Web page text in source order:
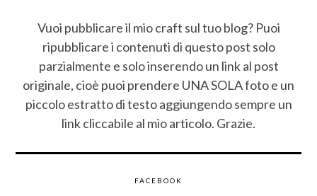
Vuoi pubblicare il mio craft sul tuo blog? Puoi
ripubblicare i contenuti di questo post solo
parzialmente e solo inserendo un link al post
originale, cioè puoi prendere UNA SOLA foto e un
piccolo estratto di testo aggiungendo sempre un
link cliccabile al mio articolo. Grazie.
FACEBOOK